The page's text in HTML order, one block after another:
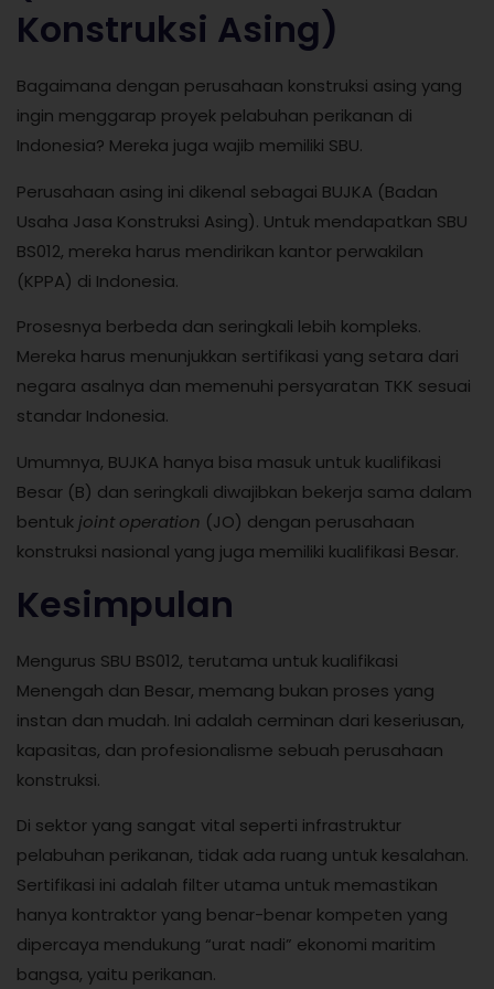
Konstruksi Asing)
Bagaimana dengan perusahaan konstruksi asing yang
ingin menggarap proyek pelabuhan perikanan di
Indonesia? Mereka juga wajib memiliki SBU.
Perusahaan asing ini dikenal sebagai BUJKA (Badan
Usaha Jasa Konstruksi Asing). Untuk mendapatkan SBU
BS012, mereka harus mendirikan kantor perwakilan
(KPPA) di Indonesia.
Prosesnya berbeda dan seringkali lebih kompleks.
Mereka harus menunjukkan sertifikasi yang setara dari
negara asalnya dan memenuhi persyaratan TKK sesuai
standar Indonesia.
Umumnya, BUJKA hanya bisa masuk untuk kualifikasi
Besar (B) dan seringkali diwajibkan bekerja sama dalam
bentuk joint operation (JO) dengan perusahaan
konstruksi nasional yang juga memiliki kualifikasi Besar.
Kesimpulan
Mengurus SBU BS012, terutama untuk kualifikasi
Menengah dan Besar, memang bukan proses yang
instan dan mudah. Ini adalah cerminan dari keseriusan,
kapasitas, dan profesionalisme sebuah perusahaan
konstruksi.
Di sektor yang sangat vital seperti infrastruktur
pelabuhan perikanan, tidak ada ruang untuk kesalahan.
Sertifikasi ini adalah filter utama untuk memastikan
hanya kontraktor yang benar-benar kompeten yang
dipercaya mendukung “urat nadi” ekonomi maritim
bangsa, yaitu perikanan.